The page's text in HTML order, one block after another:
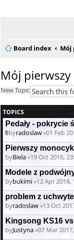
Board index Mój
Mój
New Topic
TOPICS
Pedały - pokrycie
Attachment(s)
byradoslaw»01 Feb
Pierwszy monocykl
byBiela»19 Oct 2016,
Modele z
bybukimi»12 Apr 2018,
problem z
byradoslaw»13 Oct
Kingsong KS16
byJustyna»07 Mar